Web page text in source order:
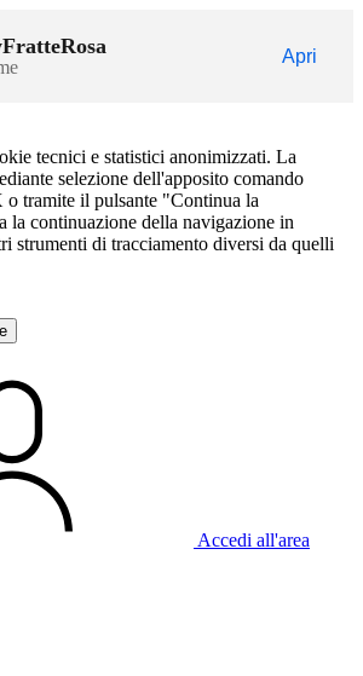
Apri
tecnici e statistici anonimizzati. La
selezione dell'apposito comando
tramite il pulsante "Continua la
la continuazione della navigazione in
strumenti di tracciamento diversi da quelli
Accedi all'area